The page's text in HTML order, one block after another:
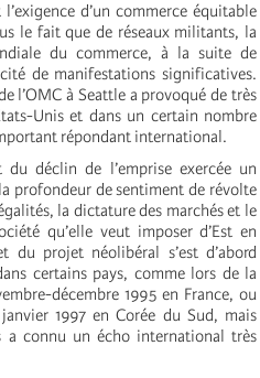
d’un commerce équitable
le fait que de réseaux militants, la
du commerce, à la suite de
de manifestations significatives.
l’OMC à Seattle a provoqué de très
Unis et dans un certain nombre
répondant international.
du déclin de l’emprise exercée un
profondeur de sentiment de révolte
la dictature des marchés et le
qu’elle veut imposer d’Est en
projet néolibéral s’est d’abord
certains pays, comme lors de la
décembre 1995 en France, ou
1997 en Corée du Sud, mais
a connu un écho international très